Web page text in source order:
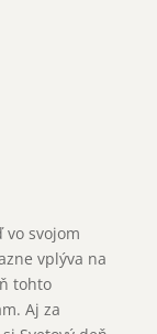
svojom
vplýva na
tohto
Aj za